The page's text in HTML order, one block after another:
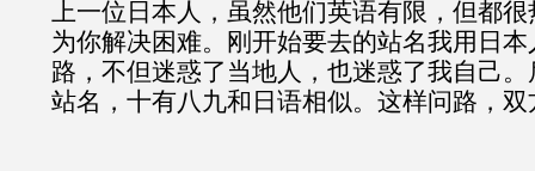
上一位日本人，虽然他们英语有限，但都
为你解决困难。刚开始要去的站名我用日
路，不但迷惑了当地人，也迷惑了我自己
站名，十有八九和日语相似。这样问路，